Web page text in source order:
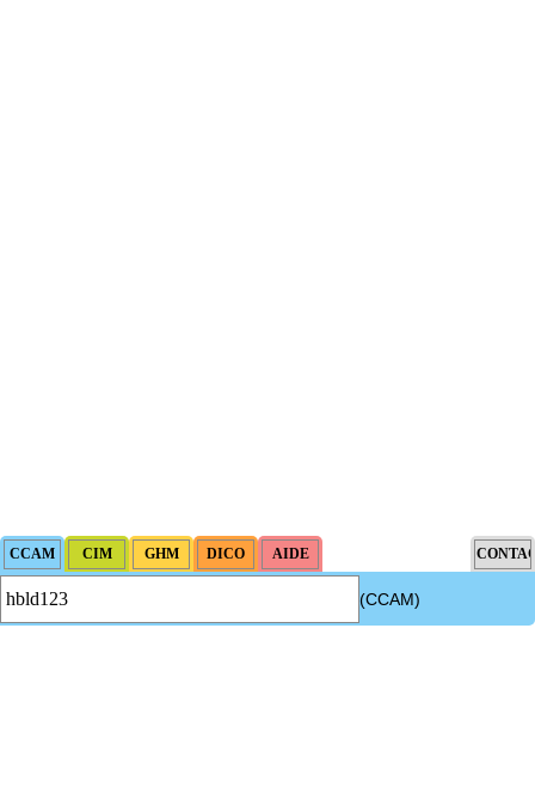
(CCAM)